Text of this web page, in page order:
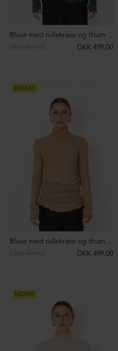
Bluse med rullekrave og thumb-opening
DKK 499,00
NEDSAT
Bluse med rullekrave og thumb-opening
DKK 499,00
NEDSAT